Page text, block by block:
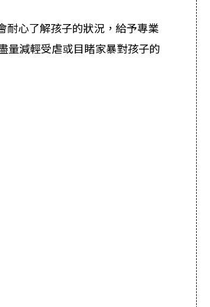
耐心了解孩子的狀況，給予專業
量減輕受虐或目睹家暴對孩子的